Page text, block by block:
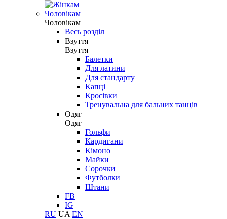
Чоловікам
Чоловікам
Весь розділ
Взуття
Взуття
Балетки
Для латини
Для стандарту
Капці
Кросівки
Тренувальна для бальних танців
Одяг
Одяг
Гольфи
Кардигани
Кімоно
Майки
Сорочки
Футболки
Штани
FB
IG
RU UA EN